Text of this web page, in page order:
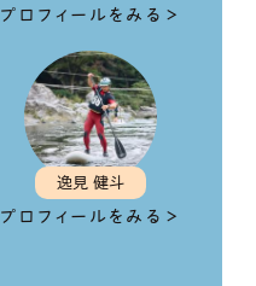
プロフィールをみる＞
逸見 健斗
プロフィールをみる＞